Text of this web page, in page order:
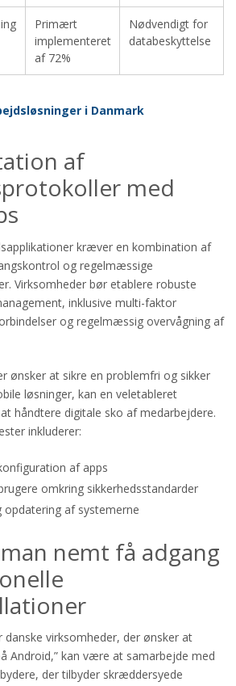
i Danmark
Primært
implementeret
af 72%
Nødvendigt for
databeskyttelse
af
med
kræver en kombination af
og regelmæssige
Virksomheder bør etablere robuste
inklusive multi-faktor
og regelmæssig overvågning af
ønsker at sikre en problemfri og sikker
løsninger, kan en veletableret
håndtere digitale sko af medarbejdere.
inkluderer:
af apps
omkring sikkerhedsstandarder
opdatering af systemerne
nemt få adgang
danske virksomheder, der ønsker at
Android,” kan være at samarbejde med
der tilbyder skræddersyede